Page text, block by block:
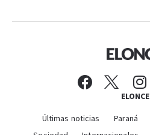
ELONCE
Últimas noticias Paraná